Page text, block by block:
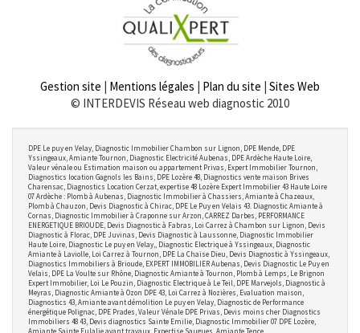
Gestion site | Mentions légales | Plan du site | Sites Web
© INTERDEVIS Réseau web diagnostic 2010
DPE Le puy en Velay, Diagnostic Immobilier Chambon sur Lignon, DPE Mende, DPE
Yssingeaux, Amiante Tournon, Diagnostic Electricité Aubenas, DPE Ardèche Haute Loire,
Valeur vénale ou Estimation maison ou appartement Privas, Expert Immobilier Tournon,
Diagnostics location Gagnols les Bains, DPE Lozère 48, Diagnostics vente maison Brives
Charensac, Diagnostics Location Cerzat, expertise 48 Lozère Expert Immobilier 43 Haute Loire
07 Ardèche : Plomb à Aubenas, Diagnostic Immobilier à Chassiers, Amiante à Chazeaux,
Plomb à Chauzon, Devis Diagnostic à Chirac, DPE Le Puy en Velais 43. Diagnostic Amiante à
Cornas, Diagnostic Immobilier à Craponne sur Arzon, CARREZ Darbes, PERFORMANCE
ENERGETIQUE BRIOUDE, Devis Diagnostic à Fabras, Loi Carrez à Chambon sur Lignon, Devis
Diagnostic à Florac, DPE Juvinas, Devis Diagnostic à Laussonne, Diagnostic Immobilier
Haute Loire, Diagnostic Le puy en Velay,, Diagnostic Electrique à Yssingeaux, Diagnostic
Amiante à Laviolle, Loi Carrez à Tournon, DPE La Chaise Dieu, Devis Diagnostic à Yssingeaux,
Diagnostics Immobiliers à Brioude, EXPERT IMMOBILIER Aubenas, Devis Diagnostic Le Puy en
Velais, DPE La Voulte sur Rhône, Diagnostic Amiante à Tournon, Plomb à Lemps, Le Brignon
Expert Immobilier, Loi Le Pouzin, Diagnostic Electrique à Le Teil, DPE Marvejols, Diagnostic à
Meyras, Diagnostic Amiante à Ozon DPE 43, Loi Carrez à Nozières, Evaluation maison,
Diagnostics 43, Amiante avant démolition Le puy en Velay, Diagnostic de Performance
énergétique Polignac, DPE Prades, Valeur Vénale DPE Privas, Devis moins cher Diagnostics
Immobiliers 48 43, Devis diagnostics Sainte Emilie, Diagnostic Immobilier 07 DPE Lozère,
Amiante Sainte Eulalie avant travaux, Expertise Saugues, Amiante Tence.